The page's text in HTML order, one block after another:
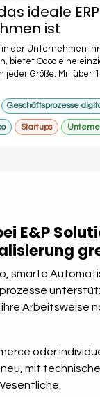
ideale
ist
der Unternehmen
bietet Odoo eine
Größe. Mit über
Geschäftsprozesse
Startups
E&P
smarte
Arbeitsweise
oder
mit